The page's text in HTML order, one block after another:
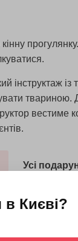
інструктаж із
твариною.
вестиме
Усі
в Києві?